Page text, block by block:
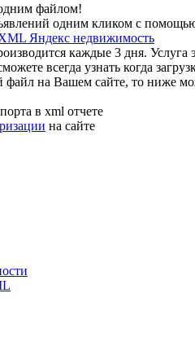
файлом!
одним кликом с
Яндекс недвижимость
каждые 3 дня.
всегда узнать когда
на Вашем сайте, то ниже
в xml отчете
на сайте